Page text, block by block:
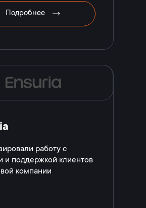
Подробнее
работу с
и поддержкой клиентов
компании